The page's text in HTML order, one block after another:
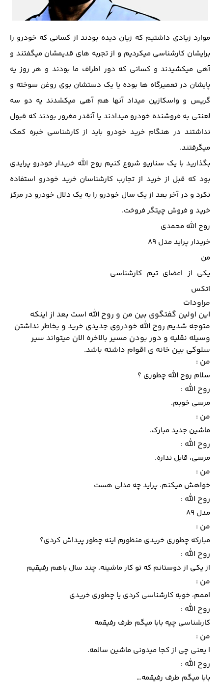
موارد زیادی داشتیم که زیان دیده بودند از کسانی که خودرو را
برایشان کارشناسی میکردیم و از تجربه های قدیمشان میگفتند و
آهی میکشیدند و کسانی که دور اطراف ما بودند و هر روز یه
پایشان در تعمیرگاه ها بوده یا یک دستشان بوی روغن سوخته و
گریس و واسکازین میداد آنها هم آهی میکشدند یه دو سه
لعنتی به فروشنده خودرو میدادند یا آنقدر مغرور بودند که قبول
نداشتند در هنگام خرید خودرو باید از کارشناسی خبره کمک
میگرفتند.
بگذارید با یک سناریو شروع کنیم روح الله خریدار خودرو پرایدی
بود که قبل از خرید از تجارب کارشناسان خرید خودرو استفاده
نکرد و در آخر بعد از یک سال خودرو را به یک دلال خودرو در مرکز
خرید و فروش چیتگر فروخت.
روح الله محمدی
خریدار پراید مدل 89
من
یکی از اعضای تیم کارشناسی
اتکس
مراودات
این اولین گفتگوی بین من و روح الله است بعد از اینکه
متوجه شدیم روح الله خودروی جدیدی خرید و بخاطر نداشتن
وسیله نقلیه و دور بودن مسیر بالاخره الان میتواند سیر
سلوکی بین خانه ی اقوام داشته باشد.
من :
سلام روح الله چطوری ؟
روح الله :
مرسی خوبم.
من :
ماشین جدید مبارک.
روح الله :
مرسی، قابل نداره.
من :
خواهش میکنم، پراید چه مدلی هست
روح الله :
مدل 89
من :
مبارکه چطوری خریدی منظورم اینه چطور پیداش کردی؟
روح الله :
از یکی از دوستانم که تو کار ماشینه. چند سال باهم رفیقیم
من :
اممم، خوبه کارشناسی کردی یا چطوری خریدی
روح الله :
کارشناسی چیه بابا میگم طرف رفیقمه
من :
ا یعنی چی از کجا میدونی ماشین سالمه.
روح الله :
بابا میگم طرف رفیقمه…